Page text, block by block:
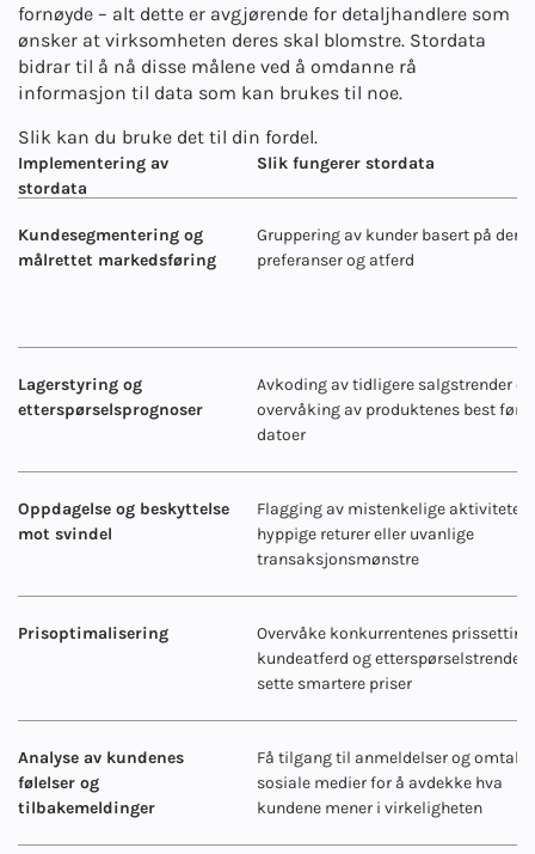
fornøyde – alt dette er avgjørende for detaljhandlere som
ønsker at virksomheten deres skal blomstre. Stordata
bidrar til å nå disse målene ved å omdanne rå
informasjon til data som kan brukes til noe.
Slik kan du bruke det til din fordel.
Implementering av
stordata
Slik fungerer stordata
Kundesegmentering og
målrettet markedsføring
Gruppering av kunder basert på deres
preferanser og atferd
Lagerstyring og
etterspørselsprognoser
Avkoding av tidligere salgstrender og
overvåking av produktenes best før-
datoer
Oppdagelse og beskyttelse
mot svindel
Flagging av mistenkelige aktiviteter,
hyppige returer eller uvanlige
transaksjonsmønstre
Prisoptimalisering
Overvåke konkurrentenes prissetting,
kundeatferd og etterspørselstrender
sette smartere priser
Analyse av kundenes
følelser og
tilbakemeldinger
Få tilgang til anmeldelser og omtale i
sosiale medier for å avdekke hva
kundene mener i virkeligheten